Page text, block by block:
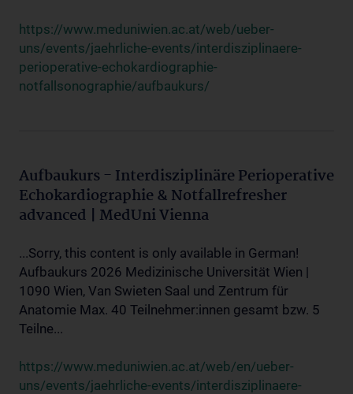
https://www.meduniwien.ac.at/web/ueber-
uns/events/jaehrliche-events/interdisziplinaere-
perioperative-echokardiographie-
notfallsonographie/aufbaukurs/
Aufbaukurs - Interdisziplinäre Perioperative
Echokardiographie & Notfallrefresher
advanced | MedUni Vienna
...Sorry, this content is only available in German!
Aufbaukurs 2026 Medizinische Universität Wien |
1090 Wien, Van Swieten Saal und Zentrum für
Anatomie Max. 40 Teilnehmer:innen gesamt bzw. 5
Teilne...
https://www.meduniwien.ac.at/web/en/ueber-
uns/events/jaehrliche-events/interdisziplinaere-